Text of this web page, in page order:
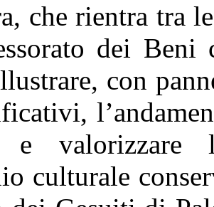
che rientra tra
dei
con
e valorizzare
culturale